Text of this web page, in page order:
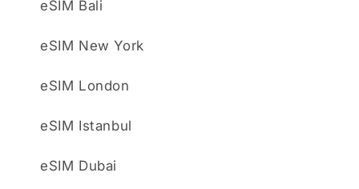
eSIM Bali
eSIM New York
eSIM London
eSIM Istanbul
eSIM Dubai